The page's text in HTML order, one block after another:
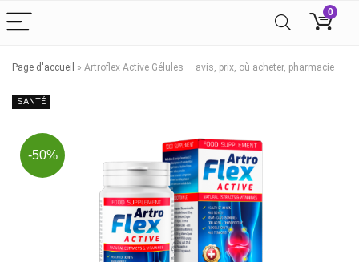
0
Page d'accueil » Artroflex Active Gélules — avis, prix, où acheter, pharmacie
SANTÉ
-50%